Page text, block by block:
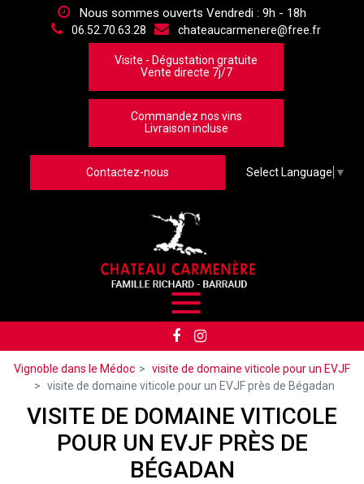
Nous sommes ouverts Vendredi : 9h - 18h
06.52.70.63.28 chateaucarmenere@free.fr
Visite - Dégustation gratuite
Vente directe 7j/7
Commandez nos vins
Livraison incluse
Contactez-nous Select Language ▼
Vignoble dans le Médoc
visite de domaine viticole pour un EVJF
visite de domaine viticole pour un EVJF près de Bégadan
VISITE DE DOMAINE VITICOLE
POUR UN EVJF PRÈS DE
BÉGADAN
Panneau de gestion des cookies